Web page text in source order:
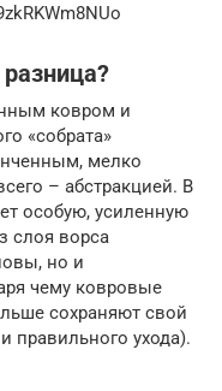
ковром и
«собрата»
мелко
– абстракцией. В
особую, усиленную
слоя ворса
но и
чему ковровые
сохраняют свой
правильного ухода).